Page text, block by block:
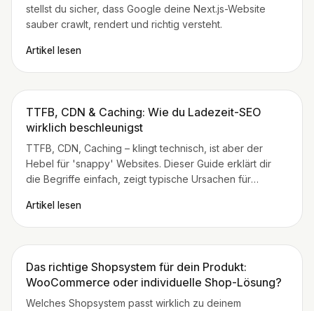
stellst du sicher, dass Google deine Next.js-Website
sauber crawlt, rendert und richtig versteht.
Artikel lesen
TTFB, CDN & Caching: Wie du Ladezeit-SEO
wirklich beschleunigst
TTFB, CDN, Caching – klingt technisch, ist aber der
Hebel für 'snappy' Websites. Dieser Guide erklärt dir
die Begriffe einfach, zeigt typische Ursachen für
Schritt-für-Schritt-Strategie für Next.js, Cache-Control
und Revalidation.
Artikel lesen
Das richtige Shopsystem für dein Produkt:
WooCommerce oder individuelle Shop-Lösung?
Welches Shopsystem passt wirklich zu deinem